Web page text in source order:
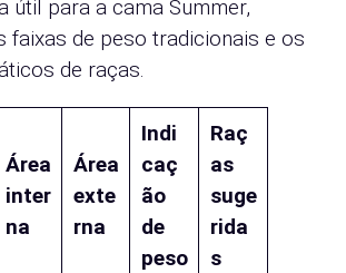
útil para a cama Summer,
faixas de peso tradicionais e os
de raças.
Área
inter
na
Área
exte
rna
Indi
caç
ão
de
peso
Raç
as
suge
rida
s